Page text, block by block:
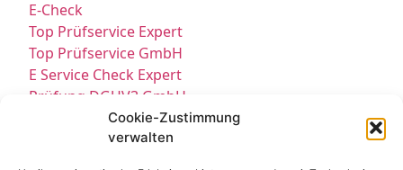
Cookie-Zustimmung
verwalten
E-Check
Top Prüfservice Expert
Top Prüfservice GmbH
E Service Check Expert
Prüfung DGUV3 GmbH
Sicherheitsprüfungen Partners
Sicherheitsprüfungen Expert